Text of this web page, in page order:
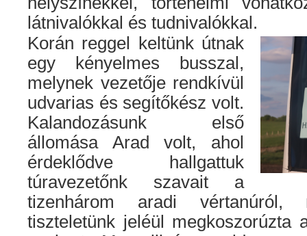
látnivalókkal és tudnivalókkal.
Korán reggel keltünk útnak
egy kényelmes busszal,
melynek vezetője rendkívül
udvarias és segítőkész volt.
Kalandozásunk első
állomása Arad volt, ahol
érdeklődve hallgattuk
túravezetőnk szavait a
tizenhárom aradi vértanúról,
tiszteletünk jeléül megkoszorúzta